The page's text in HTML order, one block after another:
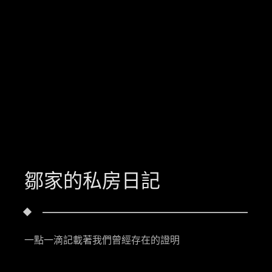
鄒家的私房日記
一點一滴記載著我們曾經存在的證明